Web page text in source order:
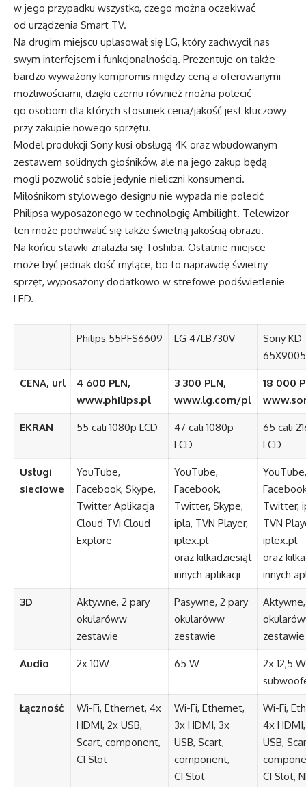
w jego przypadku wszystko, czego można oczekiwać
od urządzenia Smart TV.
Na drugim miejscu uplasował się LG, który zachwycił nas
swym interfejsem i funkcjonalnością. Prezentuje on także
bardzo wyważony kompromis między ceną a oferowanymi
możliwościami, dzięki czemu również można polecić
go osobom dla których stosunek cena/jakość jest kluczowy
przy zakupie nowego sprzętu.
Model produkcji Sony kusi obsługą 4K oraz wbudowanym
zestawem solidnych głośników, ale na jego zakup będą
mogli pozwolić sobie jedynie nieliczni konsumenci.
Miłośnikom stylowego designu nie wypada nie polecić
Philipsa wyposażonego w technologię Ambilight. Telewizor
ten może pochwalić się także świetną jakością obrazu.
Na końcu stawki znalazła się Toshiba. Ostatnie miejsce
może być jednak dość mylące, bo to naprawdę świetny
sprzęt, wyposażony dodatkowo w strefowe podświetlenie
LED.
Philips 55PFS6609 LG 47LB730V
Sony KD-
CENA, url
4 600 PLN,
www.philips.pl
3 300 PLN,
www.lg.com/pl
18 000
EKRAN 55 cali 1080p LCD
47 cali 1080p
LCD
65 cali
LCD
Usługi
sieciowe
YouTube,
Facebook, Skype,
Twitter Aplikacja
Cloud TVi Cloud
Explore
YouTube,
Facebook,
Twitter, Skype,
ipla, TVN Player,
iplex.pl
oraz kilkadziesiąt
innych aplikacji
YouTube,
Twitter,
TVN
iplex.pl
oraz
innych
3D
Aktywne, 2 pary
okularóww
zestawie
Pasywne, 2 pary
okularóww
zestawie
zestawie
Audio 2x 10W 65 W
2x 12,5
Łączność
Wi-Fi, Ethernet, 4x
HDMI, 2x USB,
Scart, component,
CI Slot
Wi-Fi, Ethernet,
3x HDMI, 3x
USB, Scart,
component,
CI Slot
Wi-Fi,
4x
USB,
CI Slot,